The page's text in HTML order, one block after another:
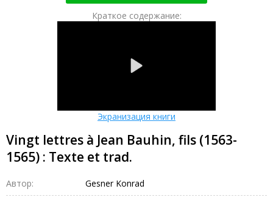
Краткое содержание:
Экранизация книги
Vingt lettres à Jean Bauhin, fils (1563-
1565) : Texte et trad.
Автор: Gesner Konrad